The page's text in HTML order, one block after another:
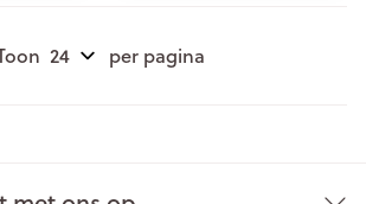
per pagina